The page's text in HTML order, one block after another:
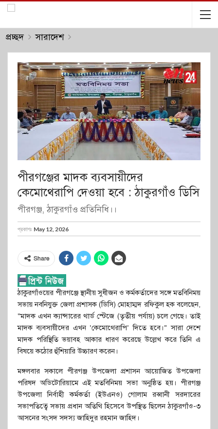
প্রচ্ছদ সারাদেশ
পীরগঞ্জের মাদক ব্যবসায়ীদের
কেমোথেরাপি দেওয়া হবে : ঠাকুরগাঁও ডিসি
পীরগঞ্জ, ঠাকুরগাঁও প্রতিনিধি।।
প্রকাশঃ May 12, 2026
Share
ঠাকুরগাঁওয়ের পীরগঞ্জে স্থানীয় সুধীজন ও কর্মকর্তাদের সঙ্গে মতবিনিময়
সভায় নবনিযুক্ত জেলা প্রশাসক (ডিসি) মোহাম্মদ রফিকুল হক বলেছেন,
“মাদক এখন ক্যান্সারের থার্ড স্টেজে (তৃতীয় পর্যায়) চলে গেছে। তাই
মাদক ব্যবসায়ীদের এখন ‘কেমোথেরাপি’ দিতে হবে।” সারা দেশে
মাদক পরিস্থিতি ভয়াবহ আকার ধারণ করেছে উল্লেখ করে তিনি এ
বিষয়ে কঠোর হুঁশিয়ারি উচ্চারণ করেন।
মঙ্গলবার সকালে পীরগঞ্জ উপজেলা প্রশাসন আয়োজিত উপজেলা
পরিষদ অডিটোরিয়ামে এই মতবিনিময় সভা অনুষ্ঠিত হয়। পীরগঞ্জ
উপজেলা নির্বাহী কর্মকর্তা (ইউএনও) গোলাম রব্বানী সরদারের
সভাপতিত্বে সভায় প্রধান অতিথি হিসেবে উপস্থিত ছিলেন ঠাকুরগাঁও-৩
আসনের সংসদ সদস্য জাহিদুর রহমান জাহিদ।